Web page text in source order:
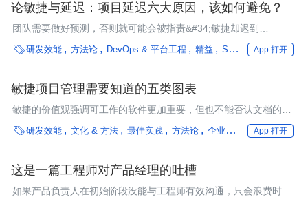
论敏捷与延迟：项目延迟六大原因，该如何避免？
团队需要做好预测，否则就可能会被指责&#34;敏捷却迟到
&#34;。
研发效能 方法论 DevOps & 平台工程 精益 Scrum 治理 数字
App 打开
敏捷项目管理需要知道的五类图表
敏捷的价值观强调可工作的软件更加重要，但也不能否认文档的价
值。
研发效能 文化 & 方法 最佳实践 方法论 企业动态 行业深度
App 打开
这是一篇工程师对产品经理的吐槽
如果产品负责人在初始阶段没能与工程师有效沟通，只会浪费时